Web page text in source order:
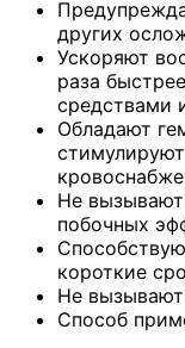
других
Ускоряют
раза
средствами
Обладают
Не вызывают
побочных
короткие
Не
Способ